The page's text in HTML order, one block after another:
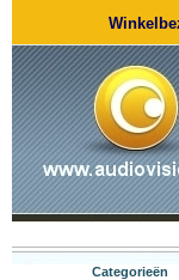
Categorieën